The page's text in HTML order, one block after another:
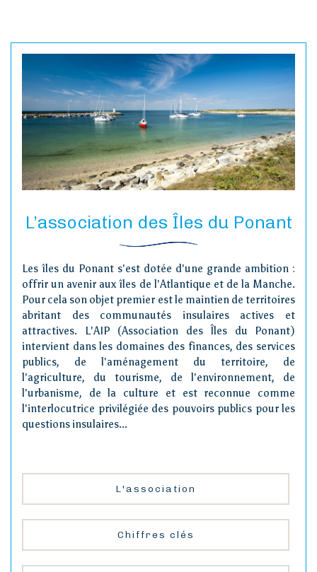
L’association des Îles du Ponant
Les îles du Ponant s'est dotée d'une grande ambition :
offrir un avenir aux îles de l'Atlantique et de la Manche.
Pour cela son objet premier est le maintien de territoires
abritant des communautés insulaires actives et
attractives. L'AIP (Association des Îles du Ponant)
intervient dans les domaines des finances, des services
publics, de l'aménagement du territoire, de
l'agriculture, du tourisme, de l'environnement, de
l'urbanisme, de la culture et est reconnue comme
l'interlocutrice privilégiée des pouvoirs publics pour les
questions insulaires...
L'association
Chiffres clés